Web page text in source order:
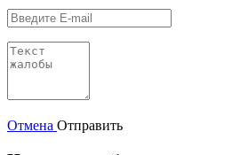
Отмена Отправить